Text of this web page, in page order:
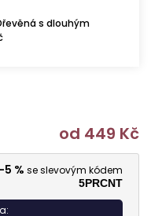
s dlouhým
od 449 Kč
-5 % se slevovým kódem
5PRCNT